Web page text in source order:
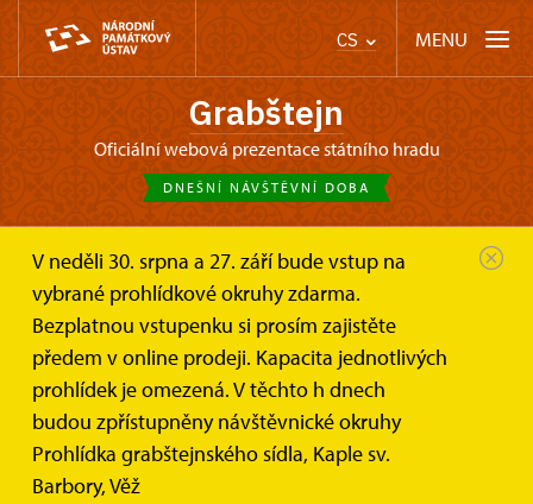
CS MENU
Grabštejn
oficiální webová prezentace státního hradu
DNEŠNÍ NÁVŠTĚVNÍ DOBA
V neděli 30. srpna a 27. září bude vstup na
vybrané prohlídkové okruhy zdarma.
Bezplatnou vstupenku si prosím zajistěte
předem v online prodeji. Kapacita jednotlivých
prohlídek je omezená. V těchto h dnech
budou zpřístupněny návštěvnické okruhy
Prohlídka grabštejnského sídla, Kaple sv.
Barbory, Věž
Grabštejn Online vstupenky a dárkové poukazy
Online vstupenky